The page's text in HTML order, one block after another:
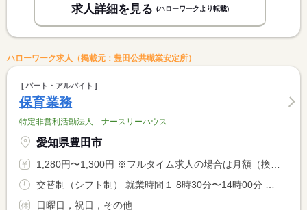
求人詳細を見る (ハローワークより転載)
ハローワーク求人（掲載元：豊田公共職業安定所）
パート・アルバイト
保育業務
特定非営利活動法人 ナースリーハウス
愛知県豊田市
1,280円〜1,300円 ※フルタイム求人の場合は月額（換算額）、パート求人の場合は時間額を表示しています。
日曜日，祝日，その他